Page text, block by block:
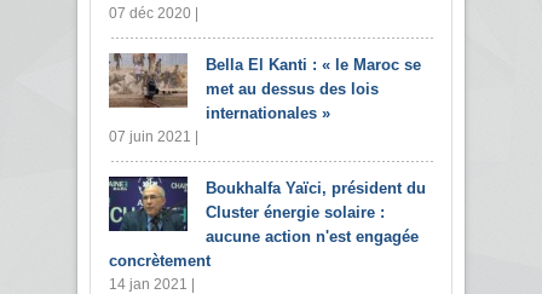
07 déc 2020 |
Bella El Kanti : « le Maroc se
met au dessus des lois
internationales »
07 juin 2021 |
Boukhalfa Yaïci, président du
Cluster énergie solaire :
aucune action n'est engagée
concrètement
14 jan 2021 |